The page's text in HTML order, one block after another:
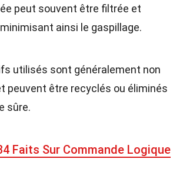
peut souvent être filtrée et
ainsi le gaspillage.
utilisés sont généralement non
peuvent être recyclés ou éliminés
sûre.
Faits Sur Commande Logique